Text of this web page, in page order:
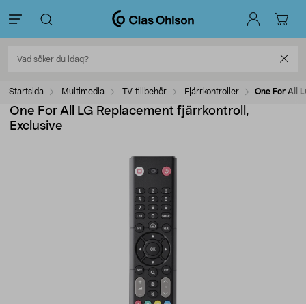
Startsida Multimedia TV-tillbehör Fjärrkontroller One For All
One For All LG Replacement fjärrkontroll,
Exclusive